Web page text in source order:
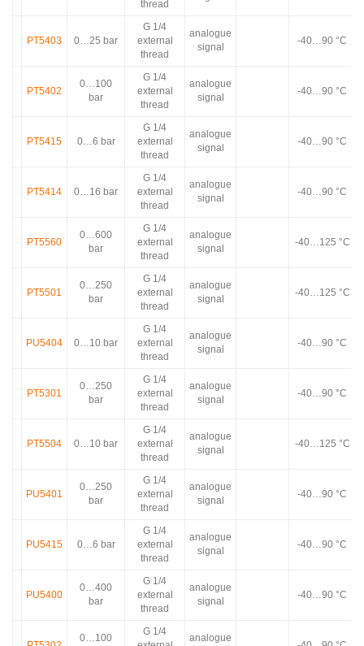
thread
PT5403 0…25 bar
G 1/4
external
thread
analogue
signal
-40…90 °C
PT5402
0…100
bar
G 1/4
external
thread
analogue
signal
-40…90 °C
PT5415 0…6 bar
G 1/4
external
thread
analogue
signal
-40…90 °C
PT5414 0…16 bar
G 1/4
external
thread
analogue
signal
-40…90 °C
PT5560
0…600
bar
G 1/4
external
thread
analogue
signal
-40…125 °C
PT5501
0…250
bar
G 1/4
external
thread
analogue
signal
-40…125 °C
PU5404 0…10 bar
G 1/4
external
thread
analogue
signal
-40…90 °C
PT5301
0…250
bar
G 1/4
external
thread
analogue
signal
-40…90 °C
PT5504 0…10 bar
G 1/4
external
thread
analogue
signal
-40…125 °C
PU5401
0…250
bar
G 1/4
external
thread
analogue
signal
-40…90 °C
PU5415 0…6 bar
G 1/4
external
thread
analogue
signal
-40…90 °C
PU5400
0…400
bar
G 1/4
external
thread
analogue
signal
-40…90 °C
0…100
G 1/4
analogue